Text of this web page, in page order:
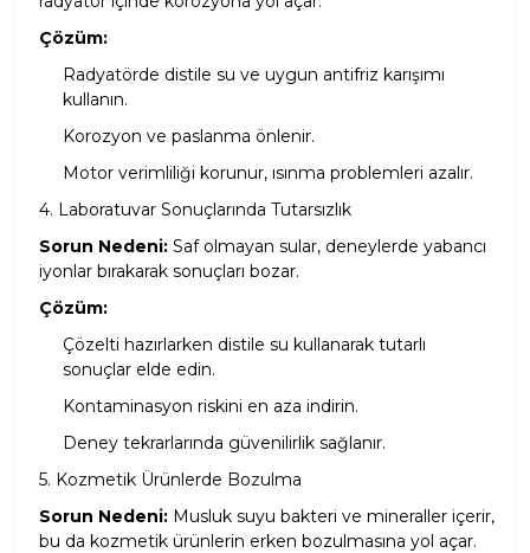
Çözüm:
Radyatörde distile su ve uygun antifriz karışımı
kullanın.
Korozyon ve paslanma önlenir.
Motor verimliliği korunur, ısınma problemleri azalır.
4. Laboratuvar Sonuçlarında Tutarsızlık
Sorun Nedeni: Saf olmayan sular, deneylerde yabancı
iyonlar bırakarak sonuçları bozar.
Çözüm:
Çözelti hazırlarken distile su kullanarak tutarlı
sonuçlar elde edin.
Kontaminasyon riskini en aza indirin.
Deney tekrarlarında güvenilirlik sağlanır.
5. Kozmetik Ürünlerde Bozulma
Sorun Nedeni: Musluk suyu bakteri ve mineraller içerir,
bu da kozmetik ürünlerin erken bozulmasına yol açar.